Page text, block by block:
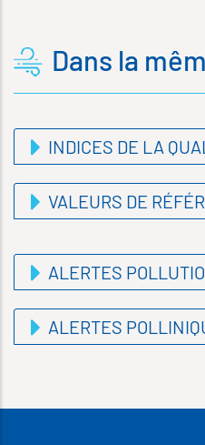
Dans la
INDICES DE LA
VALEURS DE
ALERTES
ALERTES